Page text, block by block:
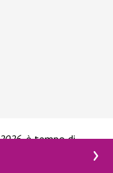
2026, è tempo di
è finito al centro